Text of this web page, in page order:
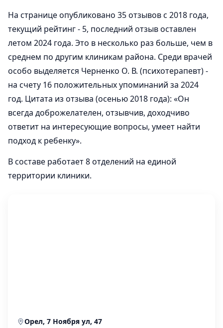
На странице опубликовано 35 отзывов с 2018 года,
текущий рейтинг - 5, последний отзыв оставлен
летом 2024 года. Это в несколько раз больше, чем в
среднем по другим клиникам района. Среди врачей
особо выделяется Черненко О. В. (психотерапевт) -
на счету 16 положительных упоминаний за 2024
год. Цитата из отзыва (осенью 2018 года): «Он
всегда доброжелателен, отзывчив, доходчиво
ответит на интересующие вопросы, умеет найти
подход к ребенку».
В составе работает 8 отделений на единой
территории клиники.
Орел, 7 Ноября ул, 47